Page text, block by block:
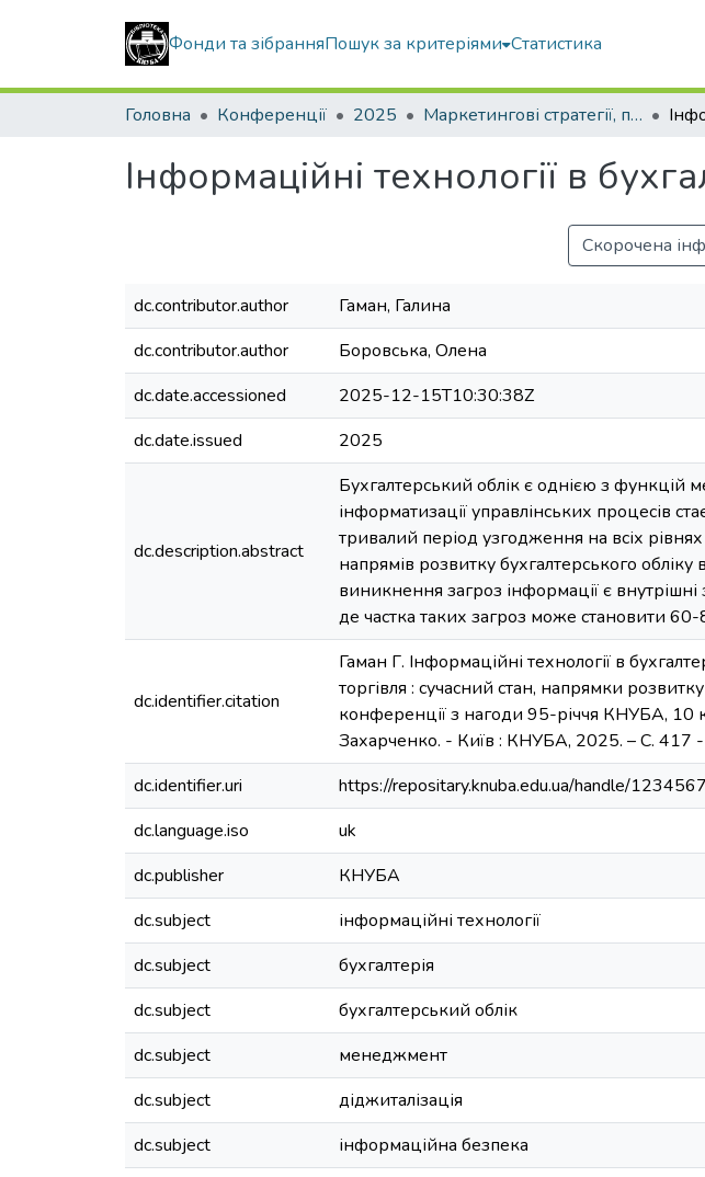
Фонди та зібранняПошук за критеріями Статистика
Головна Конференції 2025 Маркетингові стратегії, підприємництво і торгівля: сучасний стан, напрямки розвитку
Інформаційні технології в
Скорочена
dc.contributor.author
Гаман, Галина
dc.contributor.author
Боровська, Олена
dc.date.accessioned
2025-12-15T10:30:38Z
dc.date.issued
2025
dc.description.abstract
Бухгалтерський облік є однією з
інформатизації управлінських процесів
тривалий період узгодження на всіх рівнях
напрямів розвитку бухгалтерського
виникнення загроз інформації є
де частка таких загроз може становити
dc.identifier.citation
Гаман Г. Інформаційні технології в
торгівля : сучасний стан, напрямки
конференції з нагоди 95-річчя КНУБА, 10
Захарченко. - Київ : КНУБА, 2025. – С. 417 -
dc.identifier.uri
https://repositary.knuba.edu.ua/handle/
dc.language.iso
uk
dc.publisher
КНУБА
dc.subject
інформаційні технології
dc.subject
бухгалтерія
dc.subject
бухгалтерський облік
dc.subject
менеджмент
dc.subject
діджиталізація
dc.subject
інформаційна безпека